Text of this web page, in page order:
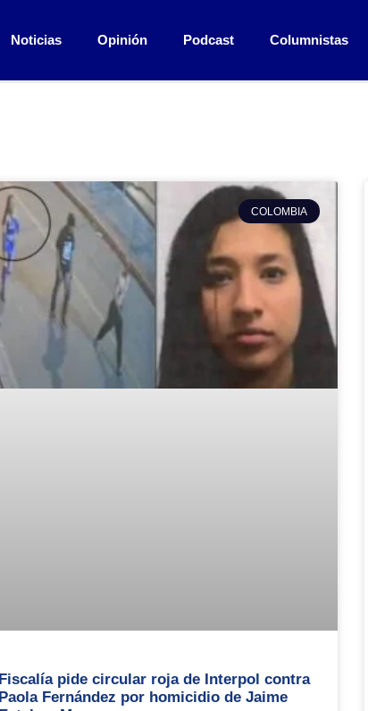
Noticias Opinión Podcast Columnistas
COLOMBIA
Fiscalía pide circular roja de Interpol contra
Paola Fernández por homicidio de Jaime